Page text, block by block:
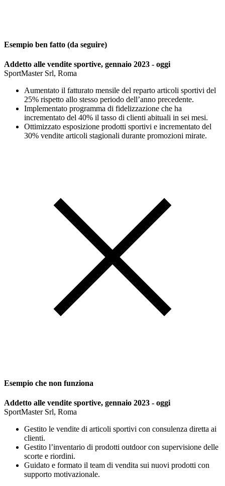
Esempio ben fatto (da seguire)
Addetto alle vendite sportive, gennaio 2023 - oggi
SportMaster Srl, Roma
Aumentato il fatturato mensile del reparto articoli sportivi del
25% rispetto allo stesso periodo dell’anno precedente.
Implementato programma di fidelizzazione che ha
incrementato del 40% il tasso di clienti abituali in sei mesi.
Ottimizzato esposizione prodotti sportivi e incrementato del
30% vendite articoli stagionali durante promozioni mirate.
Esempio che non funziona
Addetto alle vendite sportive, gennaio 2023 - oggi
SportMaster Srl, Roma
Gestito le vendite di articoli sportivi con consulenza diretta ai
clienti.
Gestito l’inventario di prodotti outdoor con supervisione delle
scorte e riordini.
Guidato e formato il team di vendita sui nuovi prodotti con
supporto motivazionale.